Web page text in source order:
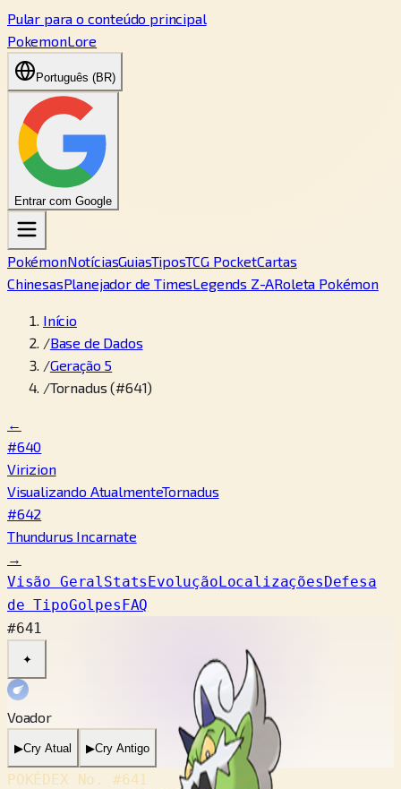
Pular para o conteúdo principal
PokemonLore
Português (BR)
Entrar com Google
PokémonNotíciasGuiasTiposTCG PocketCartas
ChinesasPlanejador de TimesLegends Z-ARoleta Pokémon
Início
/Base de Dados
/Geração 5
/Tornadus (#641)
←
#640
Virizion
Visualizando AtualmenteTornadus
#642
Thundurus Incarnate
→
Visão GeralStatsEvoluçãoLocalizaçõesDefesa
de TipoGolpesFAQ
#641
✦
Voador
▶Cry Atual ▶Cry Antigo
POKÉDEX No. #641